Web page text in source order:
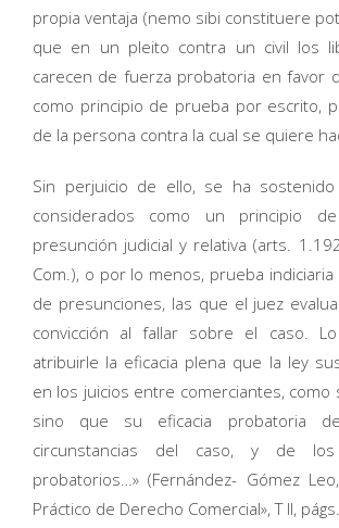
propia ventaja (nemo sibi constituere
que en un pleito contra un civil los
carecen de fuerza probatoria en favor
como principio de prueba por escrito,
de la persona contra la cual se quiere
Sin perjuicio de ello, se ha
considerados como un principio
presunción judicial y relativa (arts.
Com.), o por lo menos, prueba
de presunciones, las que el juez
convicción al fallar sobre el caso.
atribuirle la eficacia plena que la ley
en los juicios entre comerciantes, como
sino que su eficacia probatoria
circunstancias del caso, y de
probatorios…» (Fernández- Gómez
Práctico de Derecho Comercial», T II,